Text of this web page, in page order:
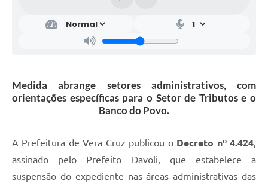
Medida abrange setores administrativos, com
orientações específicas para o Setor de Tributos e o
Banco do Povo.
A Prefeitura de Vera Cruz publicou o Decreto nº 4.424,
assinado pelo Prefeito Davoli, que estabelece a
suspensão do expediente nas áreas administrativas das